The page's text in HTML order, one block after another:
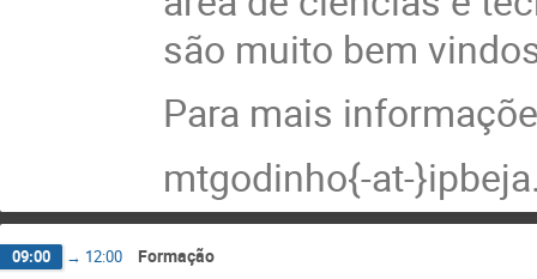
são muito bem
Para mais
mtgodinho{-at-
09:00 → 12:00 Formação